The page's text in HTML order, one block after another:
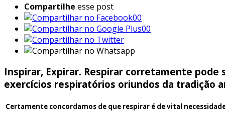
Compartilhe esse post
00
00
Inspirar, Expirar. Respirar corretamente
exercícios respiratórios oriundos da tradição
Certamente concordamos de que respirar é de vital